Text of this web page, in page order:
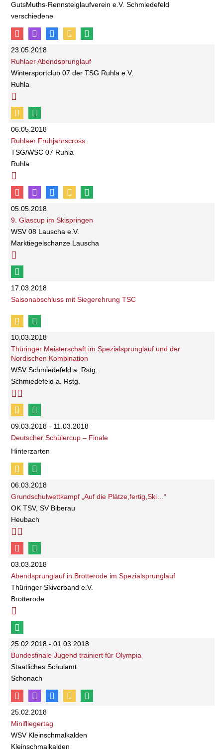
GutsMuths-Rennsteiglaufverein e.V. Schmiedefeld
verschiedene
23.05.2018
Ruhlaer Abendsprunglauf
Wintersportclub 07 der TSG Ruhla e.V.
Ruhla
06.05.2018
Ruhlaer Frühjahrscross
TSG/WSC 07 Ruhla
Ruhla
05.05.2018
9. Glascup im Skispringen
WSV 08 Lauscha e.V.
Marktiegelschanze Lauscha
17.03.2018
Saisonabschluss mit Siegerehrung TSC
10.03.2018
Thüringer Meisterschaft im Spezialsprunglauf und der
Nordischen Kombination
WSV Schmiedefeld a. Rstg.
Schmiedefeld a. Rstg.
09.03.2018 - 11.03.2018
Deutscher Schülercup – Finale
Hinterzarten
06.03.2018
Grundschulwettkampf „Auf die Plätze,fertig,Ski…“
OK TSV, SV Biberau
Heubach
03.03.2018
Abendsprunglauf in Brotterode im Spezialsprunglauf
Thüringer Skiverband e.V.
Brotterode
25.02.2018 - 01.03.2018
Bundesfinale Jugend trainiert für Olympia
Staatliches Schulamt
Schonach
25.02.2018
Minifliegertag
WSV Kleinschmalkalden
Kleinschmalkalden